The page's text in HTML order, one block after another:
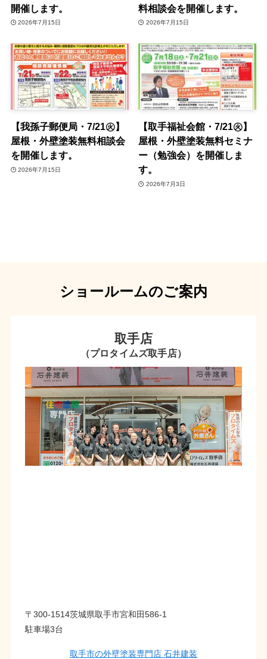
開催します。
2026年7月15日
料相談会を開催します。
2026年7月15日
【我孫子郵便局・7/21㊋】
屋根・外壁塗装無料相談会
を開催します。
2026年7月15日
【取手福祉会館・7/21㊋】
屋根・外壁塗装無料セミナ
ー（勉強会）を開催しま
す。
2026年7月3日
ショールームのご案内
取手店
（プロタイムズ取手店）
〒300-1514茨城県取手市宮和田586-1
駐車場3台
取手市の外壁塗装専門店 石井建装